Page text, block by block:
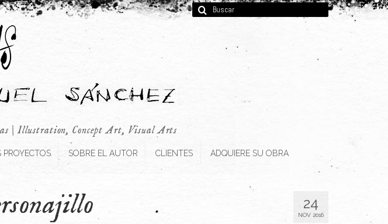
Buscar
por:
| Illustration, Concept Art, Visual Arts
PROYECTOS SOBRE EL AUTOR CLIENTES ADQUIERE SU OBRA
24
NOV 2016